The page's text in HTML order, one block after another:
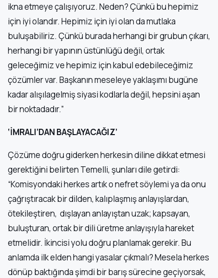
ikna etmeye çalışıyoruz. Neden? Çünkü bu hepimiz
için iyi olandır. Hepimiz için iyi olan da mutlaka
buluşabiliriz. Çünkü burada herhangi bir grubun çıkarı,
herhangi bir yapının üstünlüğü değil, ortak
geleceğimiz ve hepimiz için kabul edebileceğimiz
çözümler var. Başkanın meseleye yaklaşımı bugüne
kadar alışılagelmiş siyasi kodlarla değil, hepsini aşan
bir noktadadır.”
‘İMRALI’DAN BAŞLAYACAĞIZ’
Çözüme doğru giderken herkesin diline dikkat etmesi
gerektiğini belirten Temelli, şunları dile getirdi:
“Komisyondaki herkes artık o nefret söylemi ya da onu
çağrıştıracak bir dilden, kalıplaşmış anlayışlardan,
ötekileştiren, dışlayan anlayıştan uzak; kapsayan,
buluşturan, ortak bir dili üretme anlayışıyla hareket
etmelidir. İkincisi yolu doğru planlamak gerekir. Bu
anlamda ilk elden hangi yasalar çıkmalı? Mesela herkes
dönüp baktığında şimdi bir barış sürecine geçiyorsak,